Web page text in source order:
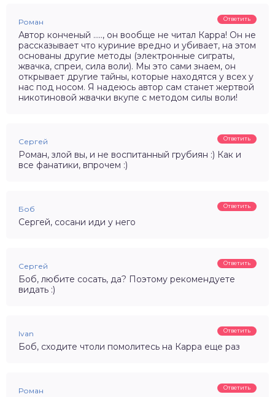
Роман Ответить
Автор конченый ….., он вообще не читал Карра! Он не
рассказывает что куриние вредно и убивает, на этом
основаны другие методы (электронные сиграты,
жвачка, спреи, сила воли). Мы это сами знаем, он
открывает другие тайны, которые находятся у всех у
нас под носом. Я надеюсь автор сам станет жертвой
никотиновой жвачки вкупе с методом силы воли!
Сергей Ответить
Роман, злой вы, и не воспитанный грубиян :) Как и
все фанатики, впрочем :)
Боб Ответить
Сергей, сосани иди у него
Сергей Ответить
Боб, любите сосать, да? Поэтому рекомендуете
видать :)
Ivan Ответить
Боб, сходите чтоли помолитесь на Карра еще раз
Роман Ответить